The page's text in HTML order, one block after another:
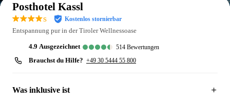
Posthotel Kassl
s Kostenlos stornierbar
Entspannung pur in der Tiroler Wellnessoase
4.9 ausgezeichnet 514 Bewertungen
Brauchst du Hilfe? +49 30 5444 55 800
Was inklusive ist